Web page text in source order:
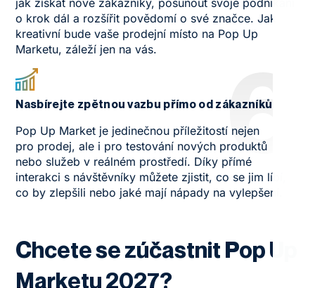
jak získat nové zákazníky, posunout svoje podnikání
o krok dál a rozšířit povědomí o své značce. Jak
kreativní bude vaše prodejní místo na Pop Up
Marketu, záleží jen na vás.
6
Nasbírejte zpětnou vazbu přímo od zákazníků
Pop Up Market je jedinečnou příležitostí nejen
pro prodej, ale i pro testování nových produktů
nebo služeb v reálném prostředí. Díky přímé
interakci s návštěvníky můžete zjistit, co se jim líbí,
co by zlepšili nebo jaké mají nápady na vylepšení.
Chcete se zúčastnit Pop Up
Marketu 2027?